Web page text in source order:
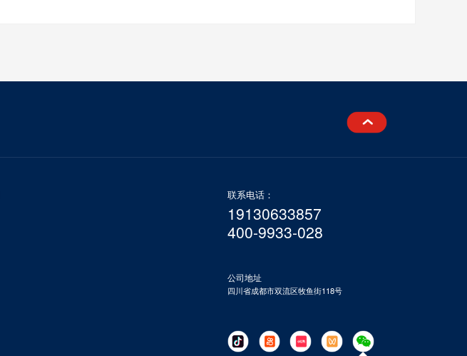
联系电话：
19130633857
400-9933-028
公司地址
四川省成都市双流区牧鱼街118号